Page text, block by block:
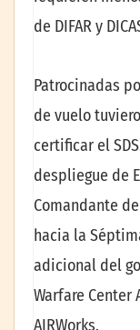
de DIFAR y
Patrocinadas
de vuelo
certificar el
despliegue de
Comandante
hacia la
adicional del
Warfare Center
AIRWorks.